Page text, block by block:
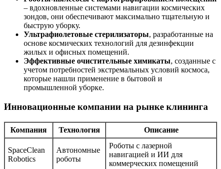
– вдохновленные системами навигации космических
зондов, они обеспечивают максимально тщательную и
быструю уборку.
Ультрафиолетовые стерилизаторы, разработанные на
основе космических технологий для дезинфекции
жилых и офисных помещений.
Эффективные очистительные химикаты, созданные с
учетом потребностей экстремальных условий космоса,
которые нашли применение в бытовой и
промышленной уборке.
Инновационные компании на рынке клининга
Компания Технология Описание
SpaceClean
Robotics
Автономные
роботы
Роботы с лазерной
навигацией и ИИ для
коммерческих помещений